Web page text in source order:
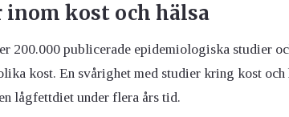
inom kost och hälsa
200.000 publicerade epidemiologiska studier
kost. En svårighet med studier kring kost
lågfettdiet under flera års tid.